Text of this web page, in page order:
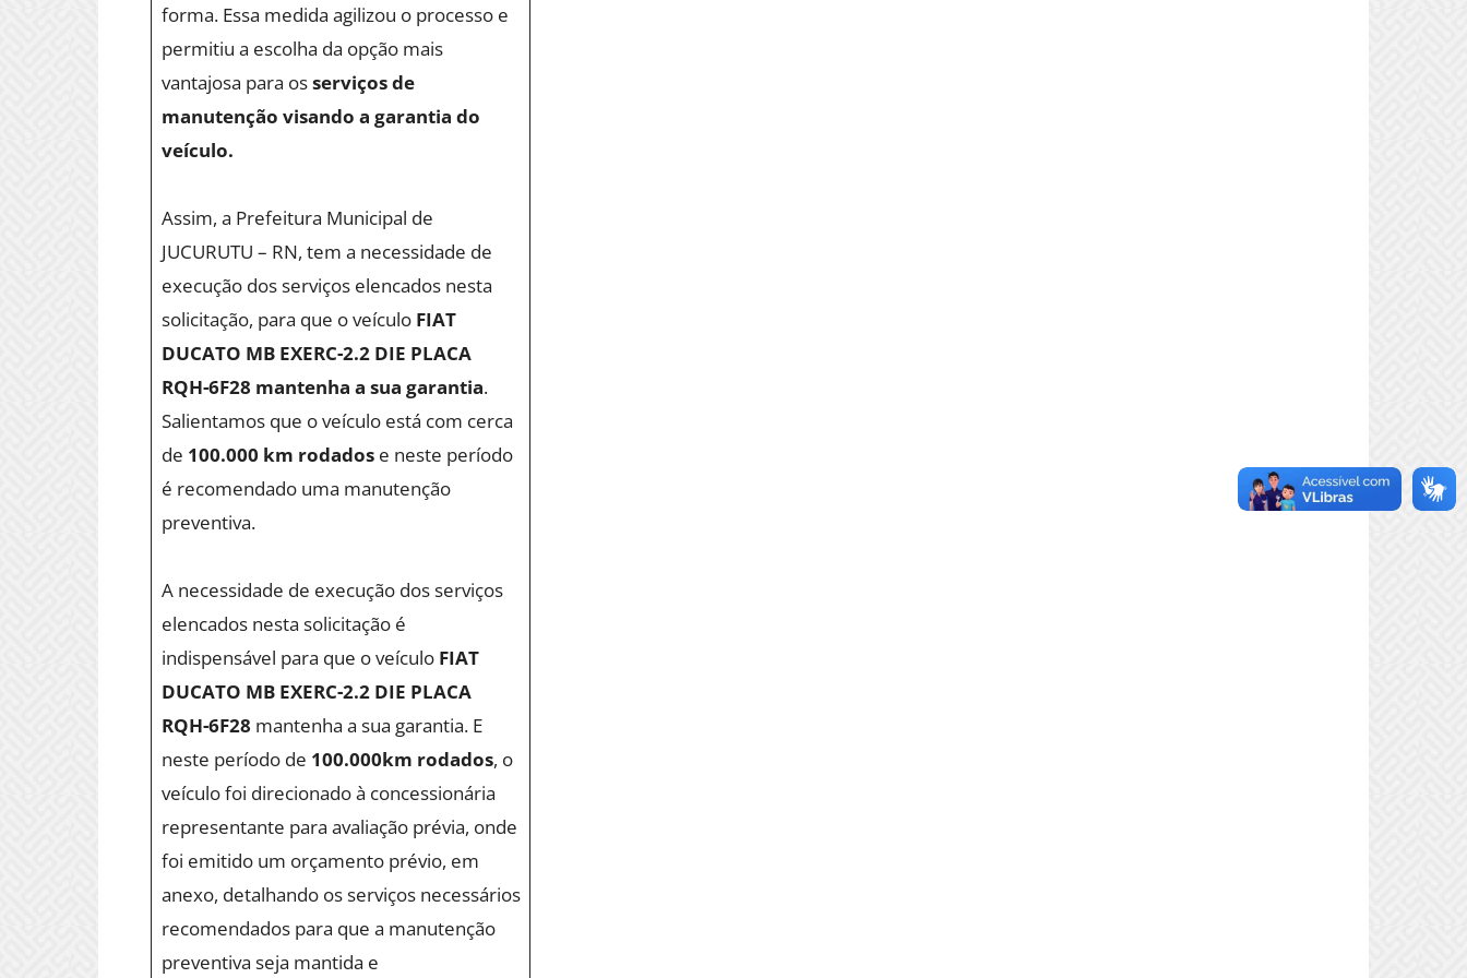
forma. Essa medida agilizou o processo e
permitiu a escolha da opção mais
vantajosa para osserviços de
manutenção visando a garantia do
veículo.
Assim, a Prefeitura Municipal de
JUCURUTU – RN, tem a necessidade de
execução dos serviços elencados nesta
solicitação, para que o veículo FIAT
DUCATO MB EXERC-2.2 DIE PLACA
RQH-6F28 mantenha a sua garantia.
Salientamos que o veículo está com cerca
de 100.000 km rodadose neste período
é recomendado uma manutenção
preventiva.
A necessidade de execução dos serviços
elencados nesta solicitação é
indispensável para que o veículo FIAT
DUCATO MB EXERC-2.2 DIE PLACA
RQH-6F28 mantenha a sua garantia. E
neste período de 100.000km rodados, o
veículo foi direcionado à concessionária
representante para avaliação prévia, onde
foi emitido um orçamento prévio, em
anexo, detalhando os serviços necessários
recomendados para que a manutenção
preventiva seja mantida e